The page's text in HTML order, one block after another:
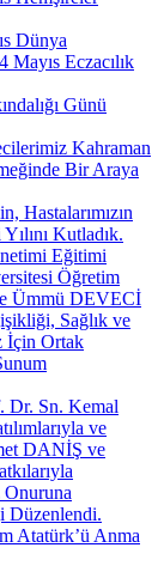
Dünya
Eczacılık
Günü
Kahraman
Bir Araya
Hastalarımızın
Kutladık.
Eğitimi
Öğretim
Ümmü DEVECİ
Sağlık ve
İçin Ortak
Dr. Sn. Kemal
ve
DANİŞ ve
Düzenlendi.
Atatürk’ü Anma